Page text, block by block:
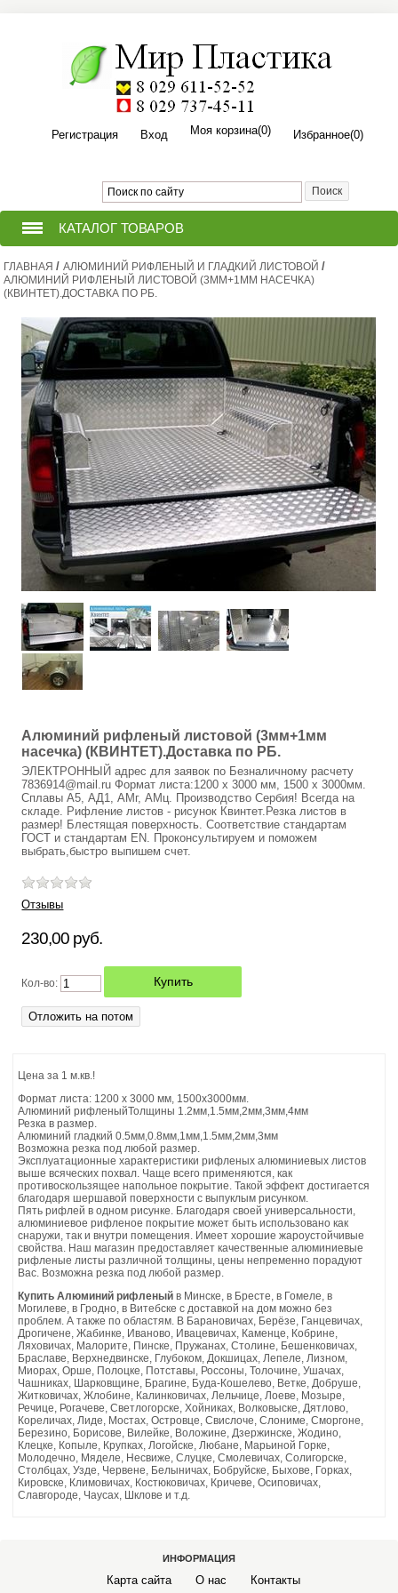
Регистрация Вход Моя корзина(0) Избранное(0)
КАТАЛОГ ТОВАРОВ
ТЕПЛИЦЫ ИЗ ПОЛИКАРБОНАТА
(ПЕЧИ,КАМИНА,БАНИ,КОТЛА).
ПОЛИКАРБОНАТ СОТОВЫЙ
САДОВЫЕ КАЧЕЛИ
МАНГАЛЫ
СКАМЕЙКИ, СТОЛЫ САДОВЫЕ
БЕСЕДКИ САДОВЫЕ
ЛЕТНИЕ ДУШИ
КОЗЫРЬКИ НАД ВХОДНОЙ ДВЕРЬЮ
ОРГСТЕКЛО
АЛЮМИНИЙ РИФЛЕНЫЙ И ГЛАДКИЙ ЛИСТОВОЙ
СВЕТОПРОЗРАЧНАЯ КРОВЛЯ SUNNEX (САНЕКС)
ОТОПИТЕЛЬНЫЕ ПЕЧИ БУРАН
ЛИСТЫ НЕРЖАВЕЮЩЕЙ СТАЛИ (НЕРЖАВЕЙКА)
ПВХ ЛИСТОВОЙ ВСПЕНЕННЫЙ
ТЕЛЕЖКА САДОВАЯ
ШЕЗЛОНГИ
ЗАЩИТНЫЙ ЭКРАН НА ТЕЛЕВИЗОР
КАРКАС ДЛЯ ГАМАКА (СТОЙКА ДЛЯ ГАМАКА)
АРКА САДОВАЯ
ГЛАВНАЯ / АЛЮМИНИЙ РИФЛЕНЫЙ И ГЛАДКИЙ ЛИСТОВОЙ /
АЛЮМИНИЙ РИФЛЕНЫЙ ЛИСТОВОЙ (3ММ+1ММ НАСЕЧКА)
(КВИНТЕТ).ДОСТАВКА ПО РБ.
Алюминий рифленый листовой (3мм+1мм
насечка) (КВИНТЕТ).Доставка по РБ.
ЭЛЕКТРОННЫЙ адрес для заявок по Безналичному расчету
7836914@mail.ru Формат листа:1200 х 3000 мм, 1500 х 3000мм.
Сплавы А5, АД1, АМг, АМц. Производство Сербия! Всегда на
складе. Рифление листов - рисунок Квинтет.Резка листов в
размер! Блестящая поверхность. Соответствие стандартам
ГОСТ и стандартам EN. Проконсультируем и поможем
выбрать,быстро выпишем счет.
Отзывы
230,00 руб.
Кол-во:
Цена за 1 м.кв.!
Формат листа: 1200 х 3000 мм, 1500х3000мм.
Алюминий рифленыйТолщины 1.2мм,1.5мм,2мм,3мм,4мм
Резка в размер.
Алюминий гладкий 0.5мм,0.8мм,1мм,1.5мм,2мм,3мм
Возможна резка под любой размер.
Эксплуатационные характеристики рифленых алюминиевых листов
выше всяческих похвал. Чаще всего применяются, как
противоскользящее напольное покрытие. Такой эффект достигается
благодаря шершавой поверхности с выпуклым рисунком.
Пять рифлей в одном рисунке. Благодаря своей универсальности,
алюминиевое рифленое покрытие может быть использовано как
снаружи, так и внутри помещения. Имеет хорошие жароустойчивые
свойства. Наш магазин предоставляет качественные алюминиевые
рифленые листы различной толщины, цены непременно порадуют
Вас. Возможна резка под любой размер.
Купить Алюминий рифленый в Минске, в Бресте, в Гомеле, в
Могилеве, в Гродно, в Витебске с доставкой на дом можно без
проблем. А также по областям. В Барановичах, Берёзе, Ганцевичах,
Дрогичене, Жабинке, Иваново, Ивацевичах, Каменце, Кобрине,
Ляховичах, Малорите, Пинске, Пружанах, Столине, Бешенковичах,
Браславе, Верхнедвинске, Глубоком, Докшицах, Лепеле, Лизном,
Миорах, Орше, Полоцке, Потставы, Россоны, Толочине, Ушачах,
Чашниках, Шарковщине, Брагине, Буда-Кошелево, Ветке, Добруше,
Житковичах, Жлобине, Калинковичах, Лельчице, Лоеве, Мозыре,
Речице, Рогачеве, Светлогорске, Хойниках, Волковыске, Дятлово,
Кореличах, Лиде, Мостах, Островце, Свислоче, Слониме, Сморгоне,
Березино, Борисове, Вилейке, Воложине, Дзержинске, Жодино,
Клецке, Копыле, Крупках, Логойске, Любане, Марьиной Горке,
Молодечно, Мяделе, Несвиже, Слуцке, Смолевичах, Солигорске,
Столбцах, Узде, Червене, Белыничах, Бобруйске, Быхове, Горках,
Кировске, Климовичах, Костюковичах, Кричеве, Осиповичах,
Славгороде, Чаусах, Шклове и т.д.
ИНФОРМАЦИЯ
Карта сайта О нас Контакты